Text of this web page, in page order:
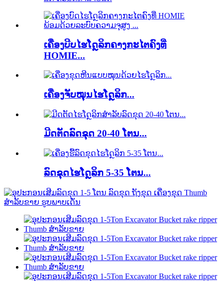
ເຄື່ອງບີບໄຮໂດຼລິກຄາງກະໄຕຄົງທີ່
HOMIE...
ເຄື່ອງຈັບໝຸນໄຮໂດຼລິກ...
ມີດຕັດລົດຂຸດ 20-40 ໂຕນ...
ລົດຂຸດໄຮໂດຼລິກ 5-35 ໂຕນ...